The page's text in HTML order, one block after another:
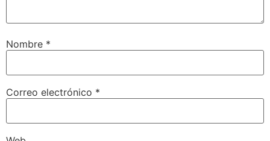
Nombre *
Correo electrónico *